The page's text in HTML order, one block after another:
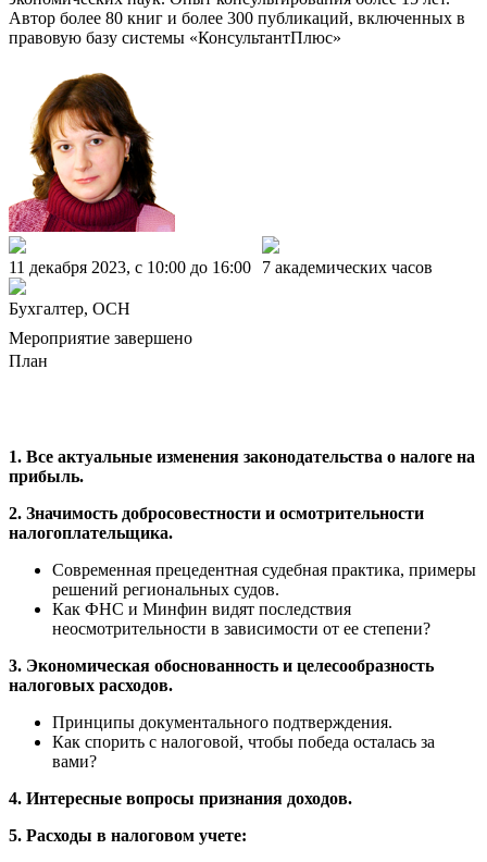
Автор более 80 книг и более 300 публикаций, включенных в
правовую базу системы «КонсультантПлюс»
11 декабря 2023, c 10:00 до 16:00 7 академических часов
Бухгалтер, ОСН
Мероприятие завершено
План
1. Все актуальные изменения законодательства о налоге на
прибыль.
2. Значимость добросовестности и осмотрительности
налогоплательщика.
Современная прецедентная судебная практика, примеры
решений региональных судов.
Как ФНС и Минфин видят последствия
неосмотрительности в зависимости от ее степени?
3. Экономическая обоснованность и целесообразность
налоговых расходов.
Принципы документального подтверждения.
Как спорить с налоговой, чтобы победа осталась за
вами?
4. Интересные вопросы признания доходов.
5. Расходы в налоговом учете: